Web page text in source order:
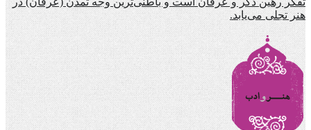
هنر تجلی می‌یابد.